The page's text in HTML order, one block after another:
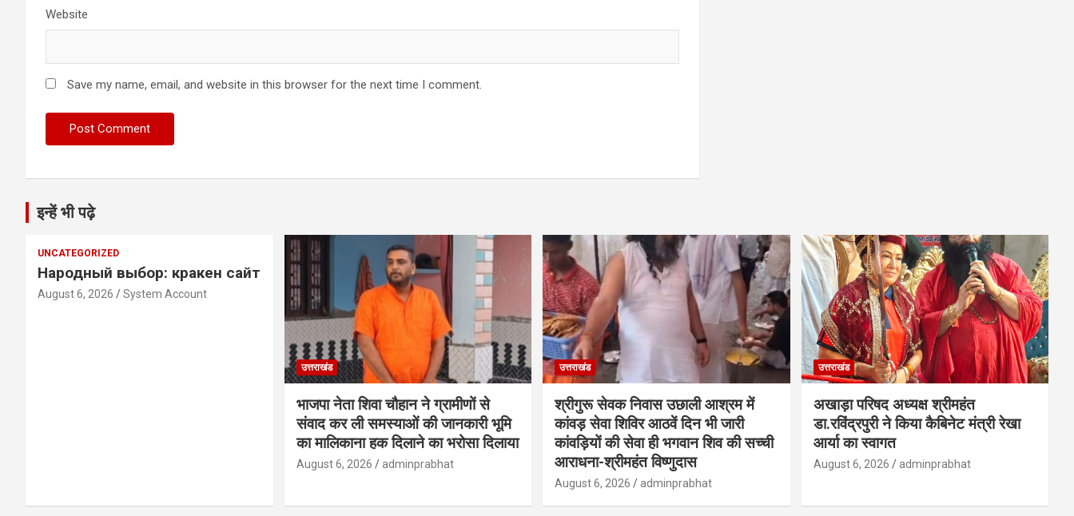
Website
Save my name, email, and website in this browser for the next time I comment.
इन्हें भी पढ़े
UNCATEGORIZED
Народный выбор: кракен сайт
August 6, 2026 System Account
उत्तराखंड
भाजपा नेता शिवा चौहान ने ग्रामीणों से
संवाद कर ली समस्याओं की जानकारी भूमि
का मालिकाना हक दिलाने का भरोसा दिलाया
August 6, 2026 adminprabhat
उत्तराखंड
श्रीगुरू सेवक निवास उछाली आश्रम में
कांवड़ सेवा शिविर आठवें दिन भी जारी
कांवड़ियों की सेवा ही भगवान शिव की सच्ची
आराधना-श्रीमहंत विष्णुदास
August 6, 2026 adminprabhat
उत्तराखंड
अखाड़ा परिषद अध्यक्ष श्रीमहंत
डा.रविंद्रपुरी ने किया कैबिनेट मंत्री रेखा
आर्या का स्वागत
August 6, 2026 adminprabhat